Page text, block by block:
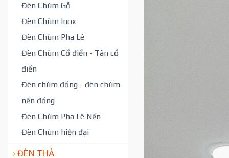
Đèn Chùm Gỗ
Đèn Chùm Inox
Đèn Chùm Pha Lê
Đèn Chùm Cổ điển - Tân cổ
điển
Đèn chùm đồng - đèn chùm
nến đồng
Đèn Chùm Pha Lê Nến
Đèn Chùm hiện đại
ĐÈN THẢ